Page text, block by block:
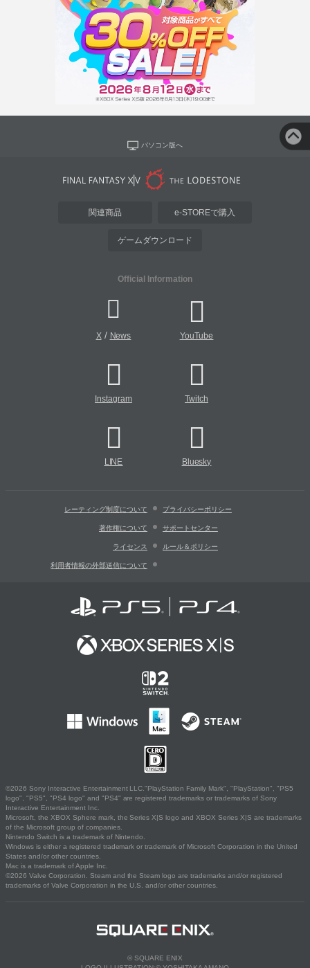
パソコン版へ
関連商品 e-STOREで購入
ゲームダウンロード
Official Information
X/ News YouTube
Instagram Twitch
LINE Bluesky
レーティング制度について プライバシーポリシー
著作権について サポートセンター
ライセンス ルール＆ポリシー
利用者情報の外部送信について
©2026 Sony Interactive Entertainment LLC."PlayStation Family Mark", "PlayStation", "PS5
logo", "PS5", "PS4 logo" and "PS4" are registered trademarks or trademarks of Sony
Interactive Entertainment Inc.
Microsoft, the XBOX Sphere mark, the Series X|S logo and XBOX Series X|S are trademarks
of the Microsoft group of companies.
Nintendo Switch is a trademark of Nintendo.
Windows is either a registered trademark or trademark of Microsoft Corporation in the United
States and/or other countries.
Mac is a trademark of Apple Inc.
©2026 Valve Corporation. Steam and the Steam logo are trademarks and/or registered
trademarks of Valve Corporation in the U.S. and/or other countries.
© SQUARE ENIX